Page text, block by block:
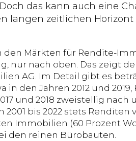
das kann auch eine
langen zeitlichen Horizont
den Märkten für Rendite-
nur nach oben. Das zeigt
AG. Im Detail gibt es
den Jahren 2012 und
und 2018 zweistellig nach
bis 2022 stets
Immobilien (60 Prozent
den reinen Bürobauten.